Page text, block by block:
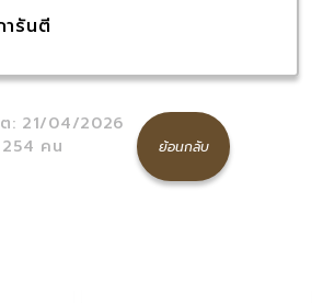
รันตี
: 21/04/2026
254 คน ย้อนกลับ